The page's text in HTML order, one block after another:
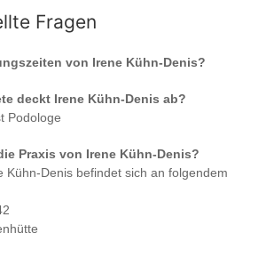
Fragen
von Irene Kühn-Denis?
deckt Irene Kühn-Denis ab?
Podologe
Praxis von Irene Kühn-Denis?
Kühn-Denis befindet sich an folgendem